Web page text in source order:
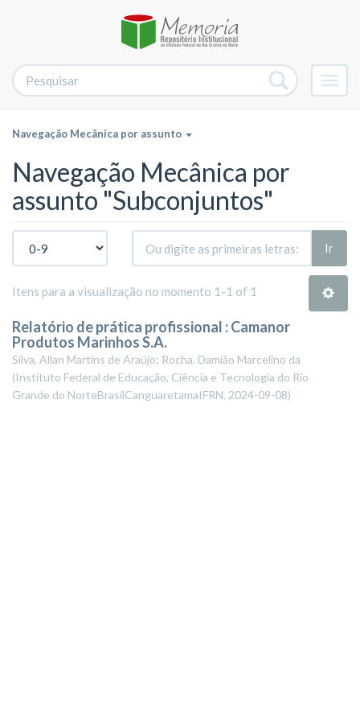
Navegação Mecânica por assunto
Navegação Mecânica por
assunto "Subconjuntos"
Ir
Itens para a visualização no momento 1-1 of 1
Relatório de prática profissional : Camanor
Produtos Marinhos S.A.
Silva, Allan Martins de Araújo; Rocha, Damião Marcelino da
(Instituto Federal de Educação, Ciência e Tecnologia do Rio
Grande do NorteBrasilCanguaretamaIFRN, 2024-09-08)